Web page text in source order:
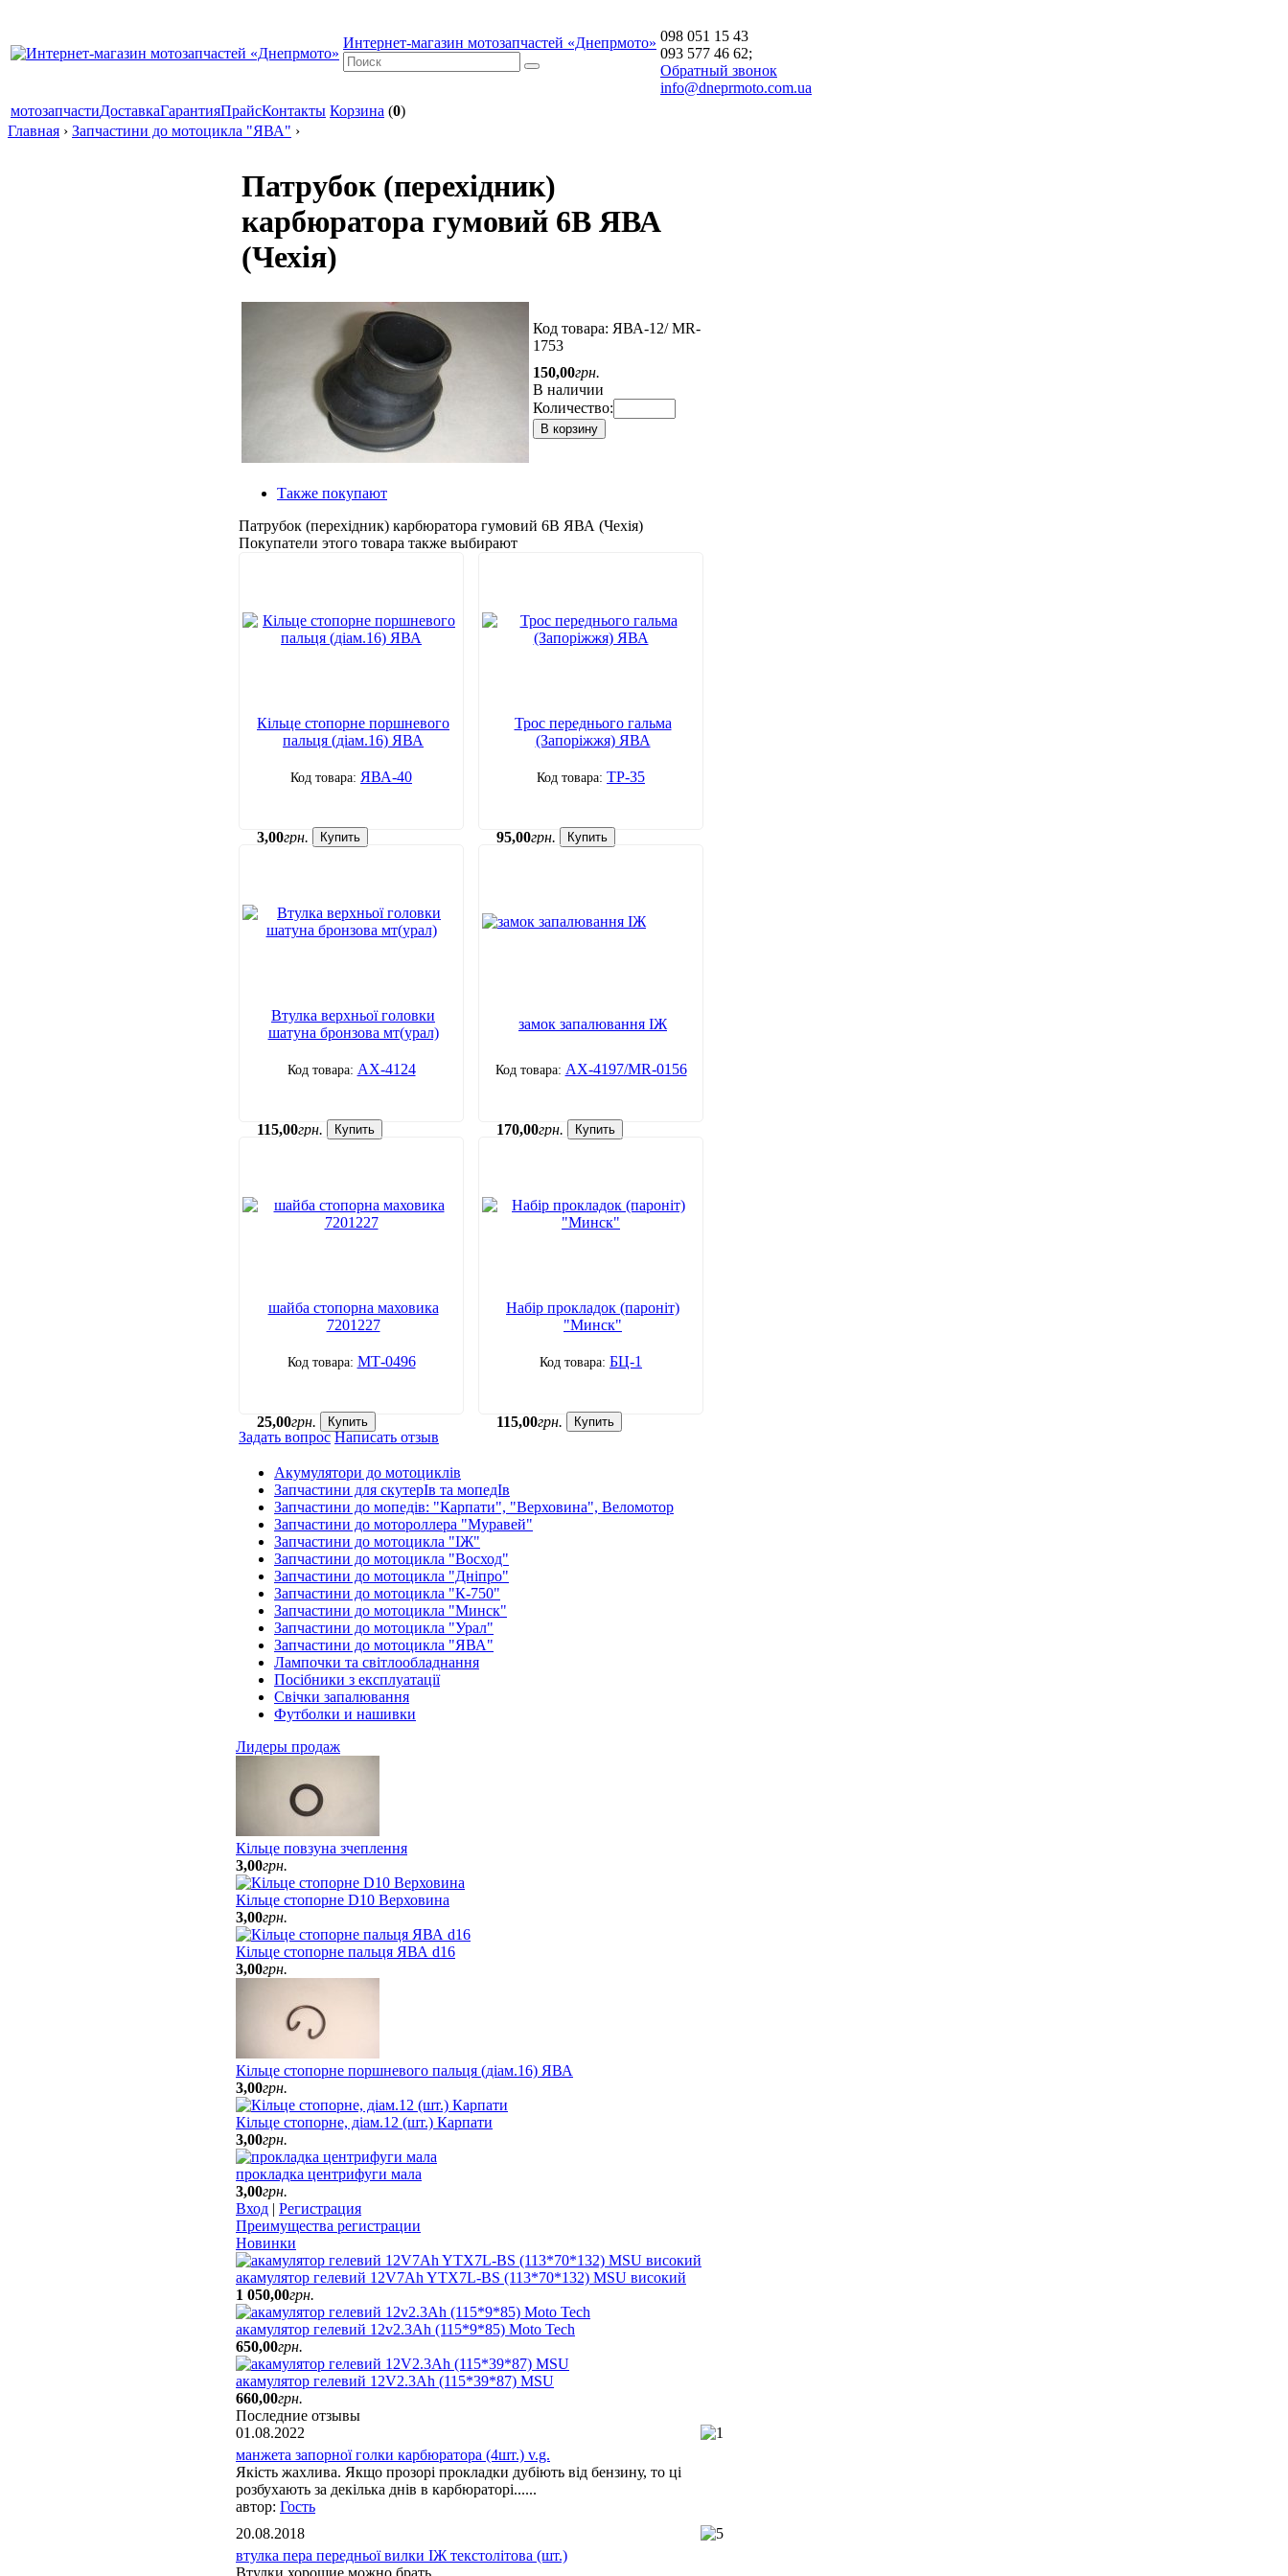
Интернет-магазин мотозапчастей «Днепрмото» 098 051 15 43
093 577 46 62;
Обратный звонок
info@dneprmoto.com.ua
мотозапчастиДоставкаГарантияПрайсКонтакты Корзина (0)
Главная › Запчастини до мотоцикла "ЯВА" ›
Патрубок (перехідник)
карбюратора гумовий 6В ЯВА
(Чехія)
Код товара: ЯВА-12/ MR-
1753
150,00грн.
В наличии
Количество:
В корзину
Также покупают
Патрубок (перехідник) карбюратора гумовий 6В ЯВА (Чехія)
Покупатели этого товара также выбирают
Кільце стопорне поршневого
пальця (діам.16) ЯВА
ЯВА-40
3,00грн. Купить
Трос переднього гальма
(Запоріжжя) ЯВА
ТР-35
95,00грн. Купить
Втулка верхньої головки
шатуна бронзова мт(урал)
АХ-4124
115,00грн. Купить
замок запалювання ІЖ
АХ-4197/MR-0156
170,00грн. Купить
шайба стопорна маховика
7201227
МТ-0496
25,00грн. Купить
Набір прокладок (пароніт)
"Минск"
БЦ-1
115,00грн. Купить
Задать вопрос Написать отзыв
Акумулятори до мотоциклів
Запчастини для скутерІв та мопедІв
Запчастини до мопедів: "Карпати", "Верховина", Веломотор
Запчастини до мотороллера "Муравей"
Запчастини до мотоцикла "ІЖ"
Запчастини до мотоцикла "Восход"
Запчастини до мотоцикла "Дніпро"
Запчастини до мотоцикла "К-750"
Запчастини до мотоцикла "Минск"
Запчастини до мотоцикла "Урал"
Запчастини до мотоцикла "ЯВА"
Лампочки та світлообладнання
Посібники з експлуатації
Свічки запалювання
Футболки и нашивки
Лидеры продаж
Кільце повзуна зчеплення
3,00грн.
Кільце стопорне D10 Верховина
3,00грн.
Кільце стопорне пальця ЯВА d16
3,00грн.
Кільце стопорне поршневого пальця (діам.16) ЯВА
3,00грн.
Кільце стопорне, діам.12 (шт.) Карпати
3,00грн.
прокладка центрифуги мала
3,00грн.
Вход | Регистрация
Преимущества регистрации
Новинки
акамулятор гелевий 12V7Ah YTX7L-BS (113*70*132) MSU високий
1 050,00грн.
акамулятор гелевий 12v2.3Ah (115*9*85) Moto Tech
650,00грн.
акамулятор гелевий 12V2.3Ah (115*39*87) MSU
660,00грн.
Последние отзывы
01.08.2022
манжета запорної голки карбюратора (4шт.) v.g.
Якість жахлива. Якщо прозорі прокладки дубіють від бензину, то ці
розбухають за декілька днів в карбюраторі......
Гость
20.08.2018
втулка пера передньої вилки ІЖ текстолітова (шт.)
Втулки хорошие можно брать